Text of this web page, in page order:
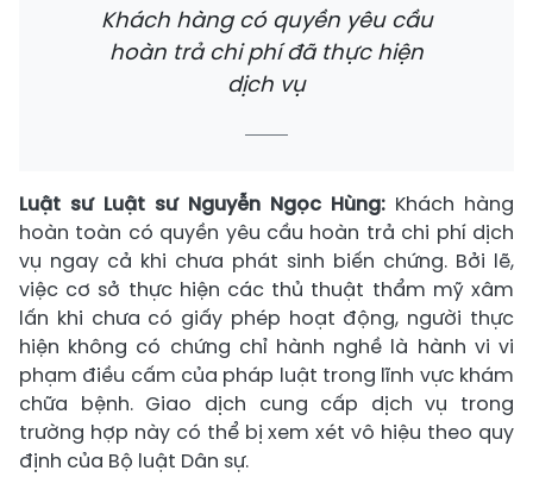
Khách hàng có quyền yêu cầu
hoàn trả chi phí đã thực hiện
dịch vụ
Luật sư Luật sư Nguyễn Ngọc Hùng: Khách hàng
hoàn toàn có quyền yêu cầu hoàn trả chi phí dịch
vụ ngay cả khi chưa phát sinh biến chứng. Bởi lẽ,
việc cơ sở thực hiện các thủ thuật thẩm mỹ xâm
lấn khi chưa có giấy phép hoạt động, người thực
hiện không có chứng chỉ hành nghề là hành vi vi
phạm điều cấm của pháp luật trong lĩnh vực khám
chữa bệnh. Giao dịch cung cấp dịch vụ trong
trường hợp này có thể bị xem xét vô hiệu theo quy
định của Bộ luật Dân sự.